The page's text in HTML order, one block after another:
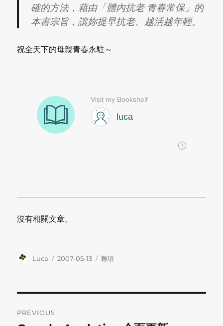
確的方法，藉由「體內抗老 青春常保」的
本書宗旨，讓妳提早抗老、越活越年輕。
祝全天下的母親青春永駐～
沒有相關文章。
Author
Luca
Posted
2007-05-13 Categories
雜項
PREVIOUS